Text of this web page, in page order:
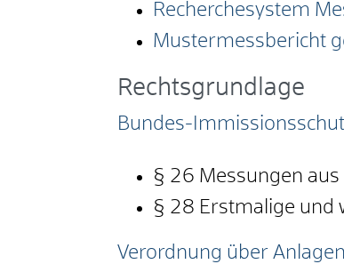
Recherchesystem
Mustermessbericht
Rechtsgrundlage
Bundes-
§ 26 Messungen
§ 28 Erstmalige und
Verordnung über